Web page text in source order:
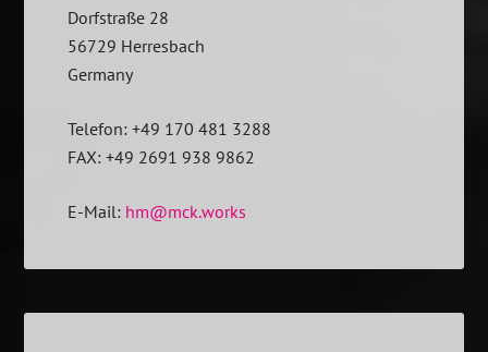
Dorfstraße 28
56729 Herresbach
Germany
Telefon: +49 170 481 3288
FAX: +49 2691 938 9862
E-Mail: hm@mck.works